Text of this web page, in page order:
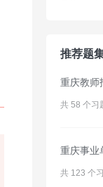
推荐题
重庆教师
共 58 个习
重庆事业
共 123 个